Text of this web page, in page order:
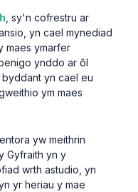
, sy'n cofrestru ar
yn cael mynediad
maes ymarfer
ynddo ar ôl
yn cael eu
ym maes
yw meithrin
Gyfraith yn y
wrth astudio, yn
yr heriau y mae